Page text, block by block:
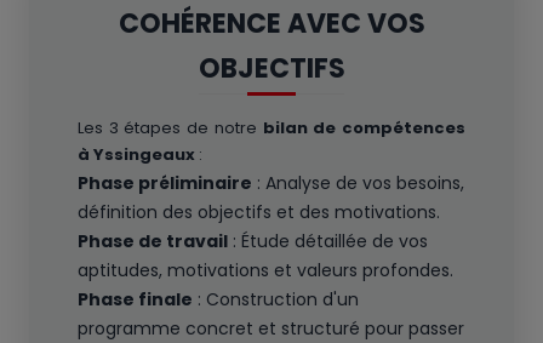
COHÉRENCE AVEC VOS
OBJECTIFS
Les 3 étapes de notre bilan de compétences
à Yssingeaux :
Phase préliminaire : Analyse de vos besoins,
définition des objectifs et des motivations.
Phase de travail : Étude détaillée de vos
aptitudes, motivations et valeurs profondes.
Phase finale : Construction d'un
programme concret et structuré pour passer